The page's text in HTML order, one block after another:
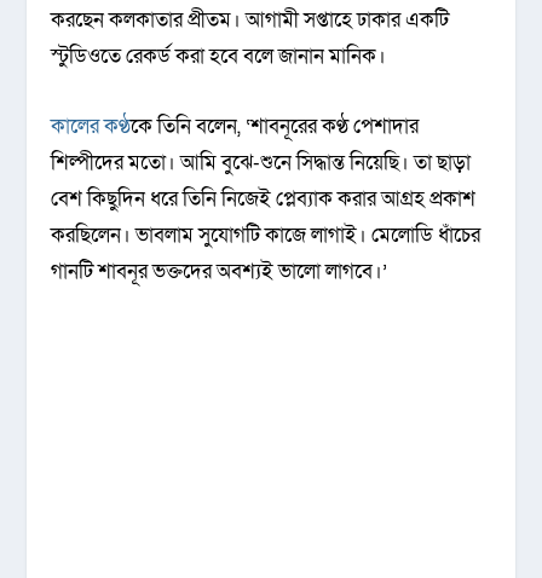
করছেন কলকাতার প্রীতম। আগামী সপ্তাহে ঢাকার একটি
স্টুডিওতে রেকর্ড করা হবে বলে জানান মানিক।
কালের কণ্ঠকে তিনি বলেন, ‘শাবনূরের কণ্ঠ পেশাদার
শিল্পীদের মতো। আমি বুঝে-শুনে সিদ্ধান্ত নিয়েছি। তা ছাড়া
বেশ কিছুদিন ধরে তিনি নিজেই প্লেব্যাক করার আগ্রহ প্রকাশ
করছিলেন। ভাবলাম সুযোগটি কাজে লাগাই। মেলোডি ধাঁচের
গানটি শাবনূর ভক্তদের অবশ্যই ভালো লাগবে।’